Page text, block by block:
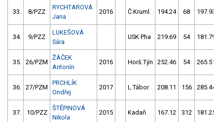
33. 8/PZZ
RYCHTAROVÁ
Jana
2016 Č.Kruml. 194.24 68 197.93
34. 9/PZZ
LUKEŠOVÁ
Sára
USK Pha 219.69 54 181.79
35. 26/PZM
ŽÁČEK
Antonín
2016 Horš.Týn 252.46 54 265.51
36. 27/PZM
PRCHLÍK
Ondřej
2017 L.Tábor 208.11 156 285.44
37. 10/PZZ
ŠTĚPINOVÁ
Nikola
2015 Kadaň 167.12 312 181.25